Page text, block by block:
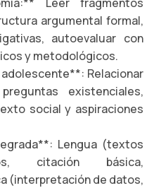
argumental formal,
autoevaluar con
y metodológicos.
Relacionar
existenciales,
social y aspiraciones
Lengua (textos
citación básica,
(interpretación de datos,